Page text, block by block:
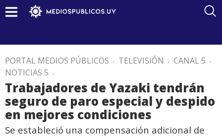
PORTAL MEDIOS PÚBLICOS . TELEVISIÓN . CANAL 5 .
NOTICIAS 5 .
Trabajadores de Yazaki tendrán
seguro de paro especial y despido
en mejores condiciones
Se estableció una compensación adicional de